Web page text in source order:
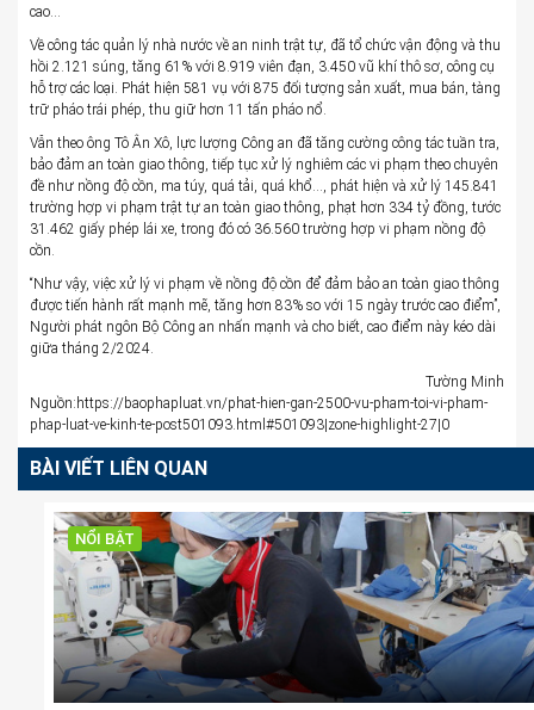
cao…
Về công tác quản lý nhà nước về an ninh trật tự, đã tổ chức vận động và thu
hồi 2.121 súng, tăng 61% với 8.919 viên đạn, 3.450 vũ khí thô sơ, công cụ
hỗ trợ các loại. Phát hiện 581 vụ với 875 đối tượng sản xuất, mua bán, tàng
trữ pháo trái phép, thu giữ hơn 11 tấn pháo nổ.
Vẫn theo ông Tô Ân Xô, lực lượng Công an đã tăng cường công tác tuần tra,
bảo đảm an toàn giao thông, tiếp tục xử lý nghiêm các vi phạm theo chuyên
đề như nồng độ cồn, ma túy, quá tải, quá khổ…, phát hiện và xử lý 145.841
trường hợp vi phạm trật tự an toàn giao thông, phạt hơn 334 tỷ đồng, tước
31.462 giấy phép lái xe, trong đó có 36.560 trường hợp vi phạm nồng độ
cồn.
“Như vậy, việc xử lý vi phạm về nồng độ cồn để đảm bảo an toàn giao thông
được tiến hành rất mạnh mẽ, tăng hơn 83% so với 15 ngày trước cao điểm”,
Người phát ngôn Bộ Công an nhấn mạnh và cho biết, cao điểm này kéo dài
giữa tháng 2/2024.
Tường Minh
Nguồn:https://baophapluat.vn/phat-hien-gan-2500-vu-pham-toi-vi-pham-
phap-luat-ve-kinh-te-post501093.html#501093|zone-highlight-27|0
BÀI VIẾT LIÊN QUAN
NỔI BẬT